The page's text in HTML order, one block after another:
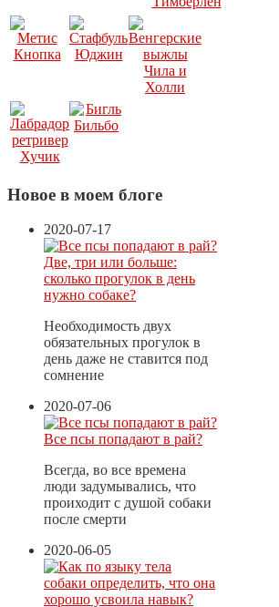
Новое в моем блоге
2020-07-17
Две, три или больше:
сколько прогулок в день
нужно собаке?
Необходимость двух
обязательных прогулок в
день даже не ставится под
сомнение
2020-07-06
Все псы попадают в рай?
Всегда, во все времена
люди задумывались, что
проиходит с душой собаки
после смерти
2020-06-05